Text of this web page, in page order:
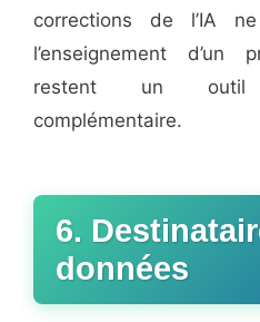
corrections de l’IA
l’enseignement d’un
restent un outil
complémentaire.
6.
données